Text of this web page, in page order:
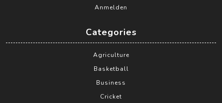
Anmelden
Categories
Agriculture
Basketball
Business
Cricket